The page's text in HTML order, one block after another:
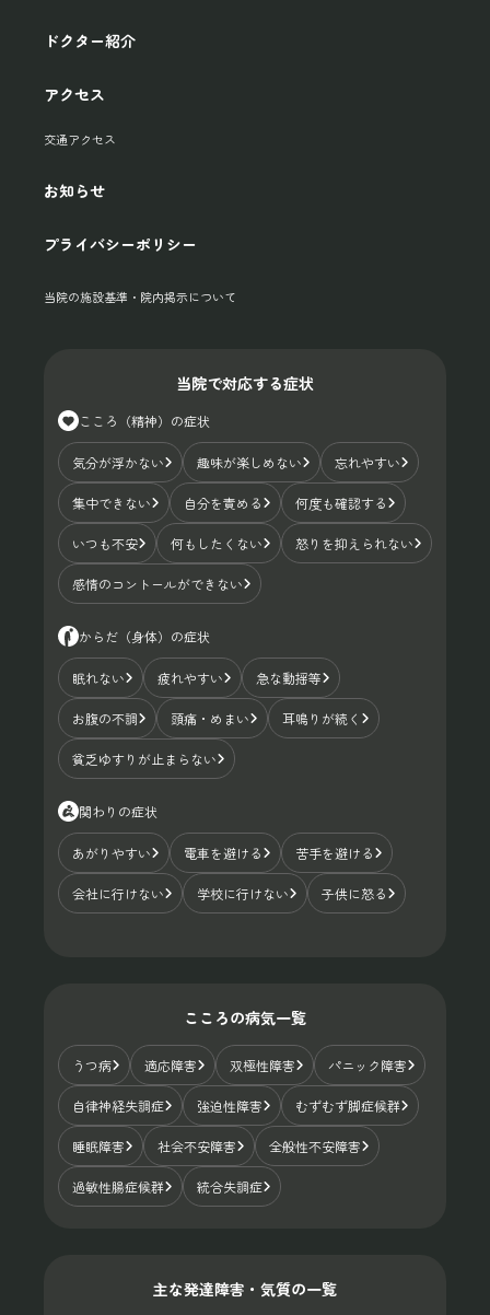
ドクター紹介
アクセス
交通アクセス
お知らせ
プライバシーポリシー
当院の施設基準・院内掲示について
当院で対応する症状
こころ（精神）の症状
気分が浮かない 趣味が楽しめない 忘れやすい
集中できない 自分を責める 何度も確認する
いつも不安 何もしたくない 怒りを抑えられない
感情のコントールができない
からだ（身体）の症状
眠れない 疲れやすい 急な動揺等
お腹の不調 頭痛・めまい 耳鳴りが続く
貧乏ゆすりが止まらない
関わりの症状
あがりやすい 電車を避ける 苦手を避ける
会社に行けない 学校に行けない 子供に怒る
こころの病気一覧
うつ病 適応障害 双極性障害 パニック障害
自律神経失調症 強迫性障害 むずむず脚症候群
睡眠障害 社会不安障害 全般性不安障害
過敏性腸症候群 統合失調症
主な発達障害・気質の一覧